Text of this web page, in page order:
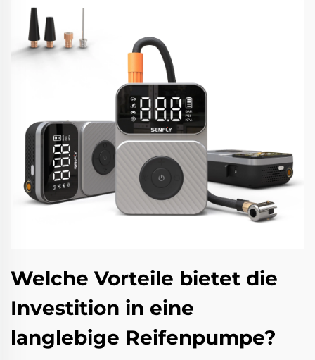
Welche Vorteile bietet die
Investition in eine
langlebige Reifenpumpe?